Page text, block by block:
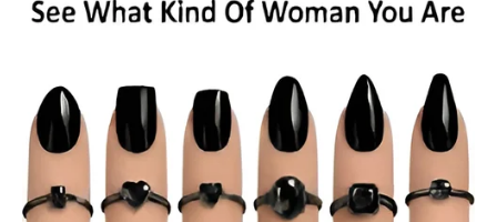
VODOLIJA – ŽELJA ZA
Vodolija je dugo želela da izađe iz rutine. Mart donosi
iznenađenje.
U ljubavi dolazi neočekivani susret ili poruka. Poslovno –